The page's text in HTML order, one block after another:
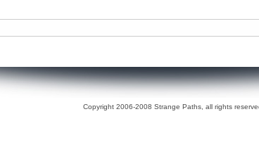
Copyright 2006-2008 Strange Paths, all rights